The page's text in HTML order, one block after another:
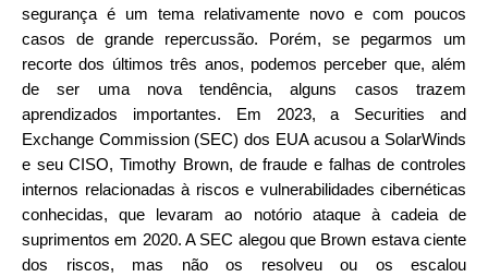
segurança é um tema relativamente novo e com poucos
casos de grande repercussão. Porém, se pegarmos um
recorte dos últimos três anos, podemos perceber que, além
de ser uma nova tendência, alguns casos trazem
aprendizados importantes. Em 2023, a Securities and
Exchange Commission (SEC) dos EUA acusou a SolarWinds
e seu CISO, Timothy Brown, de fraude e falhas de controles
internos relacionadas à riscos e vulnerabilidades cibernéticas
conhecidas, que levaram ao notório ataque à cadeia de
suprimentos em 2020. A SEC alegou que Brown estava ciente
dos riscos, mas não os resolveu ou os escalou